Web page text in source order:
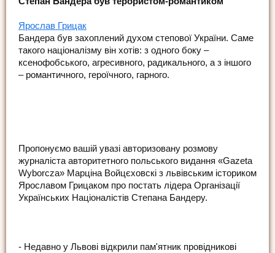
Ярослав Грицак
Бандера був захоплений духом степової України. Саме
такого націоналізму він хотів: з одного боку –
ксенофобського, агресивного, радикального, а з іншого
– романтичного, героїчного, гарного.
Пропонуємо вашій увазі авторизовану розмову
журналіста авторитетного польського видання «Gazeta
Wyborcza» Марціна Войцєховскі з львівським істориком
Ярославом Грицаком про постать лідера Організації
Українських Націоналістів Степана Бандеру.
- Недавно у Львові відкрили пам'ятник провідникові